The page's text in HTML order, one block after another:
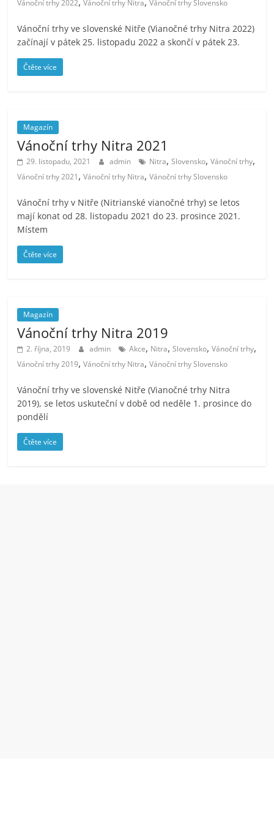
Vánoční trhy 2022 Vánoční trhy Nitra Vánoční trhy Slovensko
Vánoční trhy ve slovenské Nitře (Vianočné trhy Nitra 2022)
začínají v pátek 25. listopadu 2022 a skončí v pátek 23.
Čtěte více
Magazín
Vánoční trhy Nitra 2021
29. listopadu, 2021 admin Nitra,Slovensko,Vánoční trhy,
Vánoční trhy 2021,Vánoční trhy Nitra,Vánoční trhy Slovensko
Vánoční trhy v Nitře (Nitrianské vianočné trhy) se letos
mají konat od 28. listopadu 2021 do 23. prosince 2021.
Místem
Čtěte více
Magazín
Vánoční trhy Nitra 2019
2. října, 2019 admin Akce, Nitra,Slovensko,Vánoční trhy,
Vánoční trhy 2019,Vánoční trhy Nitra,Vánoční trhy Slovensko
Vánoční trhy ve slovenské Nitře (Vianočné trhy Nitra
2019), se letos uskuteční v době od neděle 1. prosince do
pondělí
Čtěte více